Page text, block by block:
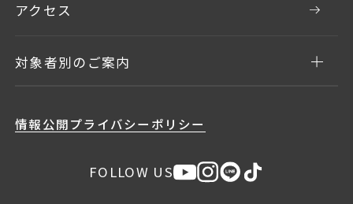
アクセス
対象者別のご案内
情報公開プライバシーポリシー
FOLLOW US